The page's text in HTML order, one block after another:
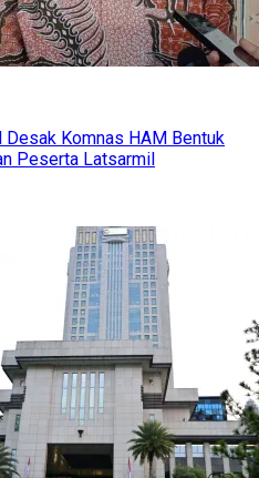
Komnas HAM Bentuk
Peserta Latsarmil